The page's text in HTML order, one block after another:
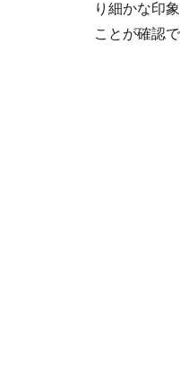
り細かな印
ことが確認で